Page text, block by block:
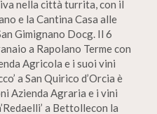
nella città turrita, con il
e la Cantina Casa alle
Gimignano Docg. Il 6
a Rapolano Terme con
Agricola e i suoi vini
a San Quirico d’Orcia è
Azienda Agraria e i vini
a Bettollecon la